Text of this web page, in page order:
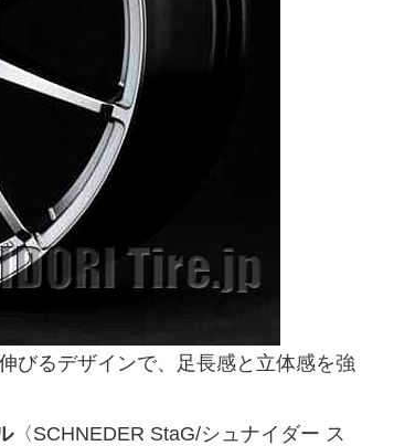
びるデザインで、足長感と立体感を強
〈SCHNEDER StaG/シュナイダー ス